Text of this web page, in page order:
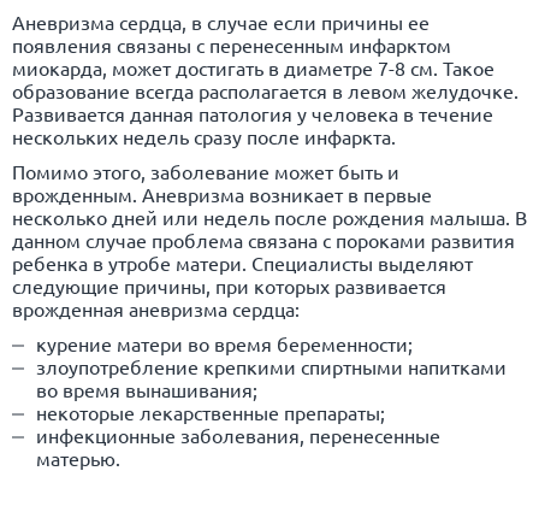
Аневризма сердца, в случае если причины ее
появления связаны с перенесенным инфарктом
миокарда, может достигать в диаметре 7-8 см. Такое
образование всегда располагается в левом желудочке.
Развивается данная патология у человека в течение
нескольких недель сразу после инфаркта.
Помимо этого, заболевание может быть и
врожденным. Аневризма возникает в первые
несколько дней или недель после рождения малыша. В
данном случае проблема связана с пороками развития
ребенка в утробе матери. Специалисты выделяют
следующие причины, при которых развивается
врожденная аневризма сердца:
курение матери во время беременности;
злоупотребление крепкими спиртными напитками
во время вынашивания;
некоторые лекарственные препараты;
инфекционные заболевания, перенесенные
матерью.